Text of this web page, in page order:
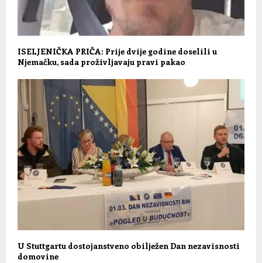
ISELJENIČKA PRIČA: Prije dvije godine doselili u
Njemačku, sada proživljavaju pravi pakao
U Stuttgartu dostojanstveno obilježen Dan nezavisnosti
domovine